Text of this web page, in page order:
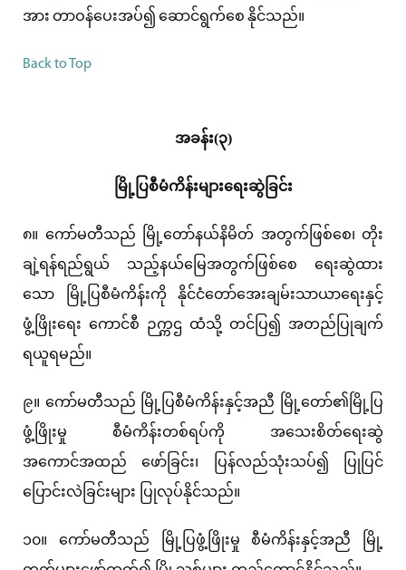
အား တာဝန်ပေးအပ်၍ ဆောင်ရွက်စေ နိုင်သည်။
Back to Top
အခန်း(၃)
မြို့ပြစီမံကိန်းများရေးဆွဲခြင်း
၈။ ကော်မတီသည် မြို့တော်နယ်နိမိတ် အတွက်ဖြစ်စေ၊ တိုး
ချဲ့ရန်ရည်ရွယ် သည့်နယ်မြေအတွက်ဖြစ်စေ ရေးဆွဲထား
သော မြို့ပြစီမံကိန်းကို နိုင်ငံတော်အေးချမ်းသာယာရေးနှင့်
ဖွံ့ဖြိုးရေး ကောင်စီ ဉက္ကဌ ထံသို့ တင်ပြ၍ အတည်ပြုချက်
ရယူရမည်။
၉။ ကော်မတီသည် မြို့ပြစီမံကိန်းနှင့်အညီ မြို့တော်၏မြို့ပြ
ဖွံ့ဖြိုးမှု စီမံကိန်းတစ်ရပ်ကို အသေးစိတ်ရေးဆွဲ
အကောင်အထည် ဖော်ခြင်း၊ ပြန်လည်သုံးသပ်၍ ပြုပြင်
ပြောင်းလဲခြင်းများ ပြုလုပ်နိုင်သည်။
၁၀။ ကော်မတီသည် မြို့ပြဖွံ့ဖြိုးမှု စီမံကိန်းနှင့်အညီ မြို့